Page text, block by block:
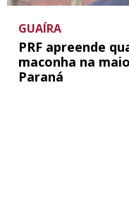
GUAÍRA
PRF apreende
maconha na
Paraná